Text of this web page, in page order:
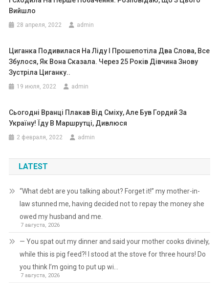
Вийшло
28 апреля, 2022 admin
Циганка Подивилася На Ліду І Прошепотіла Два Слова, Все
Збулося, Як Вона Сказала. Через 25 Років Дівчина Знову
Зустріла Циганку..
19 июля, 2022 admin
Сьогодні Вранці Плакав Від Сміху, Але Був Гордий За
Україну! Їду В Маршрутці, Дивлюся
2 февраля, 2022 admin
LATEST
“What debt are you talking about? Forget it!” my mother-in-
law stunned me, having decided not to repay the money she
owed my husband and me.
7 августа, 2026
— You spat out my dinner and said your mother cooks divinely,
while this is pig feed?! I stood at the stove for three hours! Do
you think I’m going to put up wi…
7 августа, 2026